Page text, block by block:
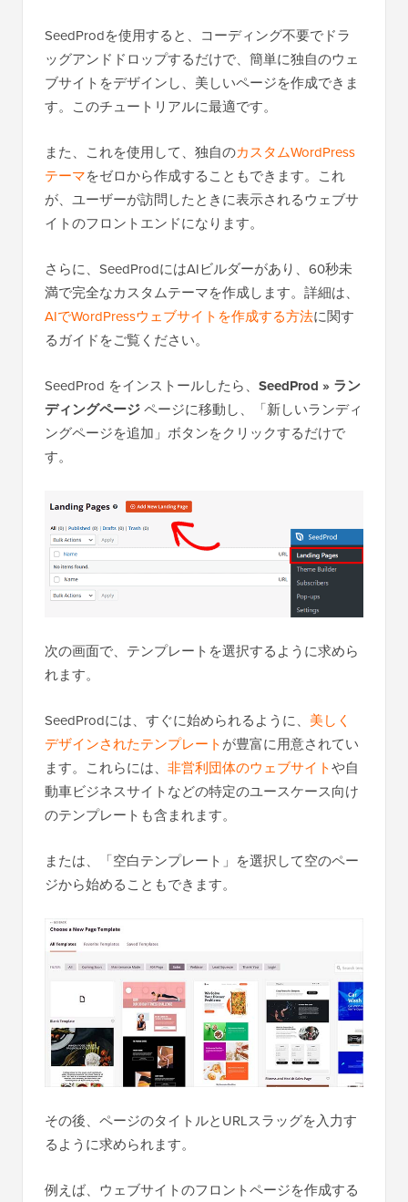
SeedProdを使用すると、コーディング不要でドラ
ッグアンドドロップするだけで、簡単に独自のウェ
ブサイトをデザインし、美しいページを作成できま
す。このチュートリアルに最適です。
また、これを使用して、独自のカスタムWordPress
テーマをゼロから作成することもできます。これ
が、ユーザーが訪問したときに表示されるウェブサ
イトのフロントエンドになります。
さらに、SeedProdにはAIビルダーがあり、60秒未
満で完全なカスタムテーマを作成します。詳細は、
AIでWordPressウェブサイトを作成する方法に関す
るガイドをご覧ください。
SeedProd をインストールしたら、 SeedProd » ラン
ディングページページに移動し、「新しいランディ
ングページを追加」ボタンをクリックするだけで
す。
次の画面で、テンプレートを選択するように求めら
れます。
SeedProdには、すぐに始められるように、 美しく
デザインされたテンプレートが豊富に用意されてい
ます。これらには、 非営利団体のウェブサイトや自
動車ビジネスサイトなどの特定のユースケース向け
のテンプレートも含まれます。
または、「空白テンプレート」を選択して空のペー
ジから始めることもできます。
その後、ページのタイトルとURLスラッグを入力す
るように求められます。
例えば、ウェブサイトのフロントページを作成する